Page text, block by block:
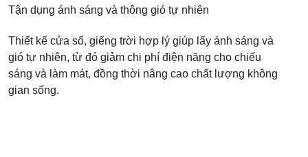
Tận dụng ánh sáng và thông gió tự nhiên
Thiết kế cửa sổ, giếng trời hợp lý giúp lấy ánh sáng và
gió tự nhiên, từ đó giảm chi phí điện năng cho chiếu
sáng và làm mát, đồng thời nâng cao chất lượng không
gian sống.